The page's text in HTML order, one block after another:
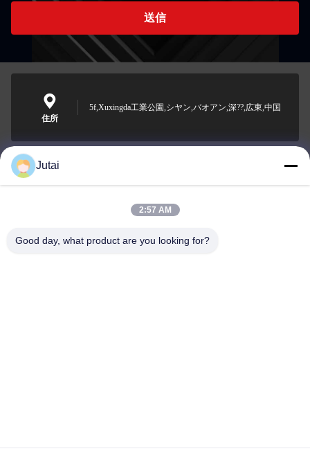
送信
住所
5f,Xuxingda工業公園,シヤン,バオアン,深??,広東,中国
jutaisales18@gmail.com
Jutai
2:57 AM
Good day, what product are you looking for?